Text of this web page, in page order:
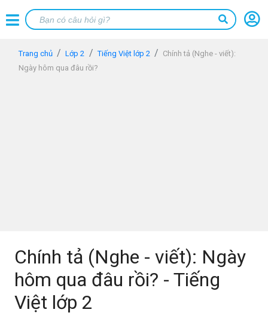
Trang chủ Lớp 2 Tiếng Việt lớp 2
Chính tả (Nghe - viết):
Ngày hôm qua đâu rồi?
Chính tả (Nghe - viết): Ngày
hôm qua đâu rồi? - Tiếng
Việt lớp 2